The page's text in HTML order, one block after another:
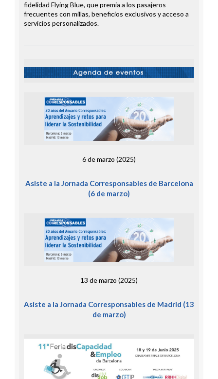
fidelidad Flying Blue, que premia a los pasajeros
frecuentes con millas, beneficios exclusivos y acceso a
servicios personalizados.
6 de marzo (2025)
Asiste a la Jornada Corresponsables de Barcelona
(6 de marzo)
13 de marzo (2025)
Asiste a la Jornada Corresponsables de Madrid (13
de marzo)